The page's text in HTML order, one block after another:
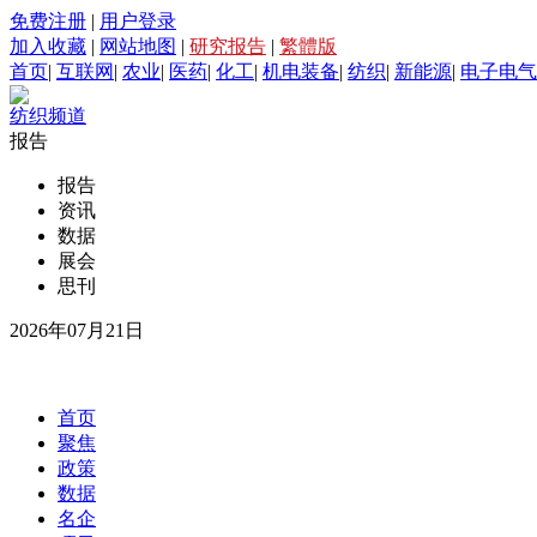
免费注册 | 用户登录
加入收藏 | 网站地图 | 研究报告 | 繁體版
首页| 互联网 | 农业| 医药| 化工| 机电装备| 纺织| 新能源| 电子电气
纺织频道
报告
报告
资讯
数据
展会
思刊
2026年07月21日
首页
聚焦
政策
数据
名企